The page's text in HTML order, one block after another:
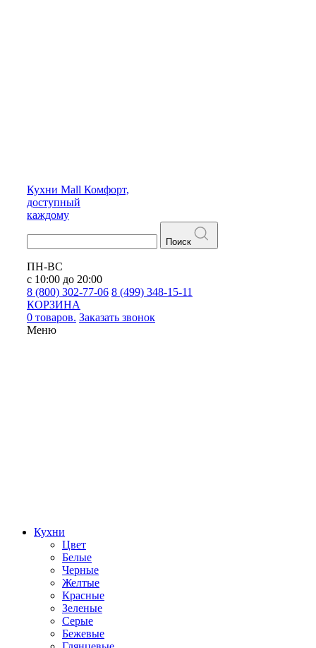
Кухни Mall Комфорт,
доступный
каждому
Поиск
ПН-ВС
с 10:00 до 20:00
8 (800) 302-77-06 8 (499) 348-15-11
КОРЗИНА
0 товаров. Заказать звонок
Меню
Кухни
Цвет
Белые
Черные
Желтые
Красные
Зеленые
Серые
Бежевые